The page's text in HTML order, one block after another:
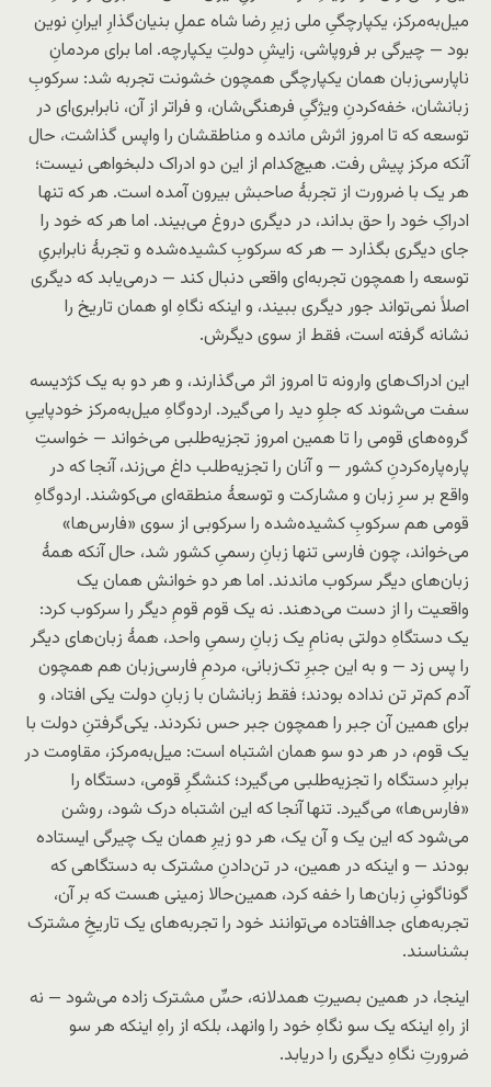
میل‌به‌مرکز، یکپارچگیِ ملی زیرِ رضا شاه عملِ بنیان‌گذارِ ایرانِ نوین
بود — چیرگی بر فروپاشی، زایشِ دولتِ یکپارچه. اما برای مردمانِ
ناپارسی‌زبان همان یکپارچگی همچون خشونت تجربه شد: سرکوبِ
زبانشان، خفه‌کردنِ ویژگیِ فرهنگی‌شان، و فراتر از آن، نابرابری‌ای در
توسعه که تا امروز اثرش مانده و مناطقشان را واپس گذاشت، حال
آنکه مرکز پیش رفت. هیچ‌کدام از این دو ادراک دلبخواهی نیست؛
هر یک با ضرورت از تجربهٔ صاحبش بیرون آمده است. هر که تنها
ادراکِ خود را حق بداند، در دیگری دروغ می‌بیند. اما هر که خود را
جای دیگری بگذارد — هر که سرکوبِ کشیده‌شده و تجربهٔ نابرابریِ
توسعه را همچون تجربه‌ای واقعی دنبال کند — درمی‌یابد که دیگری
اصلاً نمی‌تواند جور دیگری ببیند، و اینکه نگاهِ او همان تاریخ را
نشانه گرفته است، فقط از سوی دیگرش.
این ادراک‌های وارونه تا امروز اثر می‌گذارند، و هر دو به یک کژدیسه
سفت می‌شوند که جلوِ دید را می‌گیرد. اردوگاهِ میل‌به‌مرکز خودپاییِ
گروه‌های قومی را تا همین امروز تجزیه‌طلبی می‌خواند — خواستِ
پاره‌پاره‌کردنِ کشور — و آنان را تجزیه‌طلب داغ می‌زند، آنجا که در
واقع بر سرِ زبان و مشارکت و توسعهٔ منطقه‌ای می‌کوشند. اردوگاهِ
قومی هم سرکوبِ کشیده‌شده را سرکوبی از سوی «فارس‌ها»
می‌خواند، چون فارسی تنها زبانِ رسمیِ کشور شد، حال آنکه همهٔ
زبان‌های دیگر سرکوب ماندند. اما هر دو خوانش همان یک
واقعیت را از دست می‌دهند. نه یک قوم قومِ دیگر را سرکوب کرد:
یک دستگاهِ دولتی به‌نامِ یک زبانِ رسمیِ واحد، همهٔ زبان‌های دیگر
را پس زد — و به این جبرِ تک‌زبانی، مردمِ فارسی‌زبان هم همچون
آدم کم‌تر تن نداده بودند؛ فقط زبانشان با زبانِ دولت یکی افتاد، و
برای همین آن جبر را همچون جبر حس نکردند. یکی‌گرفتنِ دولت با
یک قوم، در هر دو سو همان اشتباه است: میل‌به‌مرکز، مقاومت در
برابرِ دستگاه را تجزیه‌طلبی می‌گیرد؛ کنشگرِ قومی، دستگاه را
«فارس‌ها» می‌گیرد. تنها آنجا که این اشتباه درک شود، روشن
می‌شود که این یک و آن یک، هر دو زیرِ همان یک چیرگی ایستاده
بودند — و اینکه در همین، در تن‌دادنِ مشترک به دستگاهی که
گوناگونیِ زبان‌ها را خفه کرد، همین‌حالا زمینی هست که بر آن،
تجربه‌های جدا‌افتاده می‌توانند خود را تجربه‌های یک تاریخِ مشترک
بشناسند.
اینجا، در همین بصیرتِ همدلانه، حسِّ مشترک زاده می‌شود — نه
از راهِ اینکه یک سو نگاهِ خود را وانهد، بلکه از راهِ اینکه هر سو
ضرورتِ نگاهِ دیگری را دریابد.